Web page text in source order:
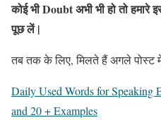
कोई भी Doubt अभी भी हो तो हमारे
पूछ लें |
तब तक के लिए, मिलते हैं अगले पोस्ट
Daily Used Words for Speaking
and 20 + Examples